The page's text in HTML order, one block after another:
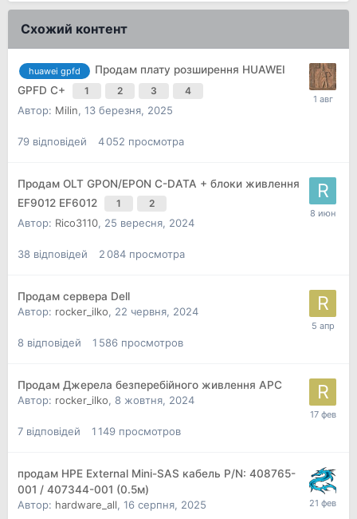
Схожий контент
huawei gpfd
Продам плату розширення HUAWEI
GPFD C+
1 2 3 4
Автор: Milin, 13 березня, 2025
79 відповідей 4 052 просмотра
Продам OLT GPON/EPON C-DATA + блоки живлення
EF9012 EF6012
1 2
Автор: Rico3110, 25 вересня, 2024
38 відповідей 2 084 просмотра
Продам сервера Dell
Автор: rocker_ilko, 22 червня, 2024
8 відповідей 1 586 просмотров
Продам Джерела безперебійного живлення APC
Автор: rocker_ilko, 8 жовтня, 2024
7 відповідей 1 149 просмотров
продам HPE External Mini-SAS кабель P/N: 408765-
001 / 407344-001 (0.5м)
Автор: hardware_all, 16 серпня, 2025